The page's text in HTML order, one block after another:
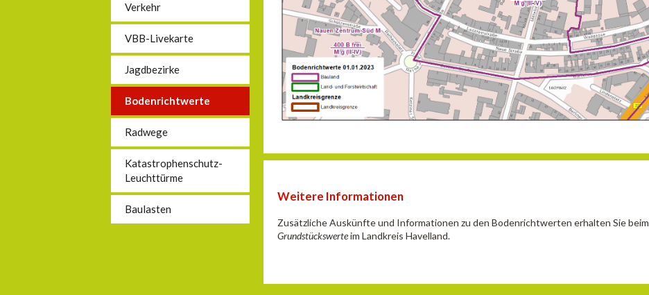
Verkehr
VBB-Livekarte
Jagdbezirke
Bodenrichtwerte
Radwege
Katastrophenschutz-
Leuchttürme
Baulasten
Weitere Informationen
Zusätzliche Auskünfte und Informationen zu den Bodenrichtwerten erhalten Sie beim
Grundstückswerteim Landkreis Havelland.